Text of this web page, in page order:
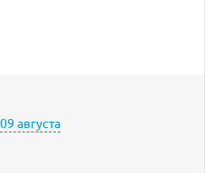
09 августа